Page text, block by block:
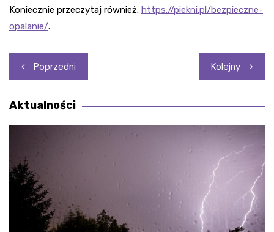
Koniecznie przeczytaj również: https://piekni.pl/bezpieczne-
opalanie/.
Nawigacja
wpisu
Poprzedni Kolejny
Aktualności